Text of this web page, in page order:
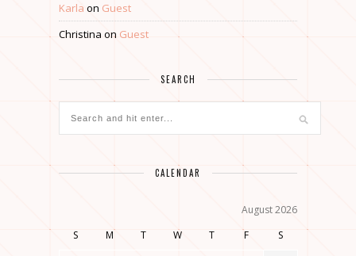
Karla on Guest
Christina on Guest
SEARCH
CALENDAR
August 2026
S
M T W T F S